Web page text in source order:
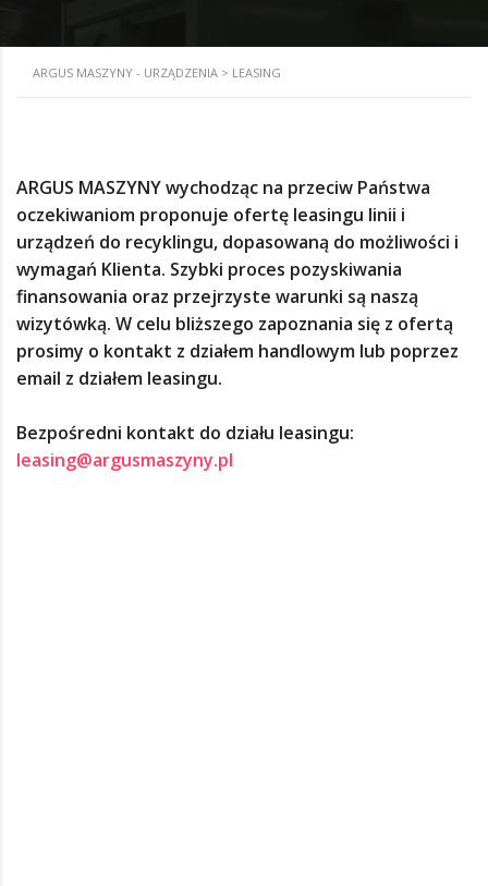
ARGUS MASZYNY - URZĄDZENIA > LEASING
ARGUS MASZYNY wychodząc na przeciw Państwa
oczekiwaniom proponuje ofertę leasingu linii i
urządzeń do recyklingu, dopasowaną do możliwości i
wymagań Klienta. Szybki proces pozyskiwania
finansowania oraz przejrzyste warunki są naszą
wizytówką. W celu bliższego zapoznania się z ofertą
prosimy o kontakt z działem handlowym lub poprzez
email z działem leasingu.
Bezpośredni kontakt do działu leasingu:
leasing@argusmaszyny.pl